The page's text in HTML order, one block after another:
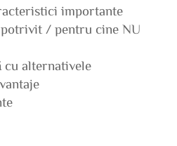
importante
potrivit / pentru cine NU
cu alternativele